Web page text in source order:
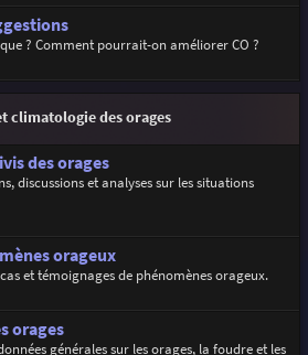
? Comment pourrait-on améliorer CO ?
climatologie des orages
des orages
discussions et analyses sur les situations
orageux
et témoignages de phénomènes orageux.
orages
générales sur les orages, la foudre et les